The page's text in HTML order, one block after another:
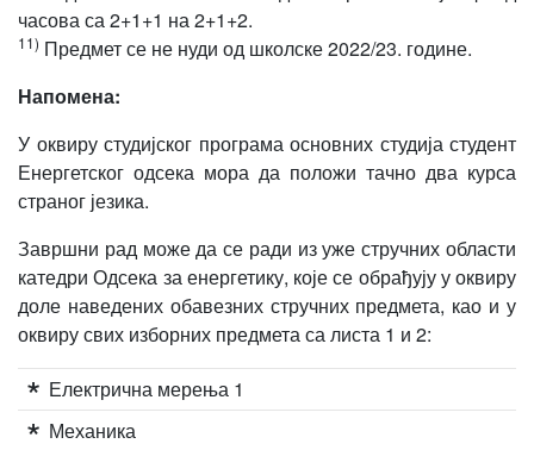
часова са 2+1+1 на 2+1+2.
11) Предмет се не нуди од школске 2022/23. године.
Напомена:
У оквиру студијског програма основних студија студент
Енергетског одсека мора да положи тачно два курса
страног језика.
Завршни рад може да се ради из уже стручних области
катедри Одсека за енергетику, које се обрађују у оквиру
доле наведених обавезних стручних предмета, као и у
оквиру свих изборних предмета са листа 1 и 2:
Електрична мерења 1
Механика